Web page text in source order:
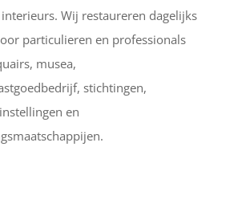
Wij restaureren dagelijks
particulieren en professionals
musea,
stichtingen,
en